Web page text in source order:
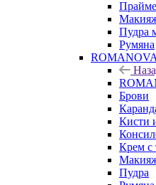
Пудра
Румяна
Брови
Кисти
Крем с
Пудра